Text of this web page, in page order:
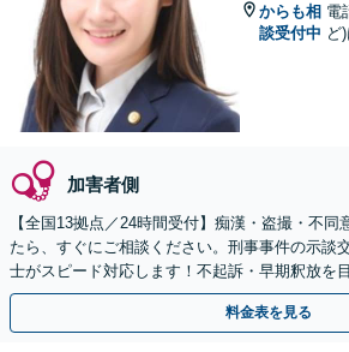
からも相
談受付中
電
ど
加害者側
【全国13拠点／24時間受付】痴漢・盗撮・不同
たら、すぐにご相談ください。刑事事件の示談
士がスピード対応します！不起訴・早期釈放を
動を行います。
料金表を見る